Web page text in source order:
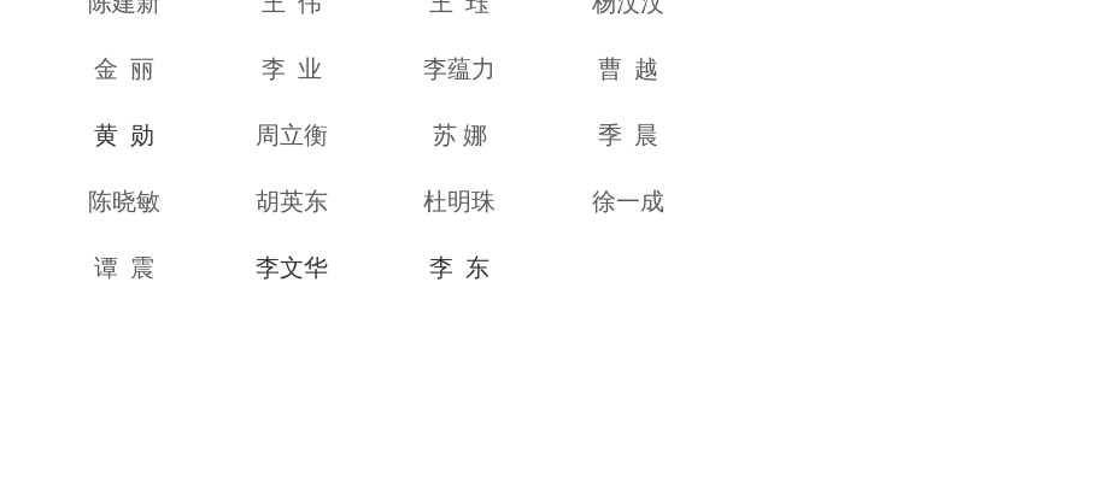
金 丽 李 业 李蕴力 曹 越
黄 勋 周立衡 苏 娜 季 晨
陈晓敏 胡英东 杜明珠 徐一成
谭 震 李文华 李 东